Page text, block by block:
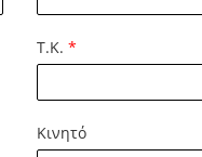
Τ.Κ. *
Κινητό